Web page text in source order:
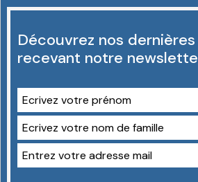
Découvrez nos
recevant notre